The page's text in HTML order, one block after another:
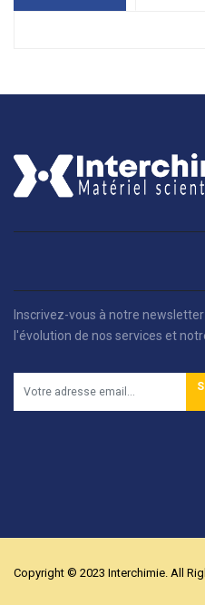
Inscrivez-vous à notre
l'évolution de nos services et
Copyright © 2023 Interchimie. All